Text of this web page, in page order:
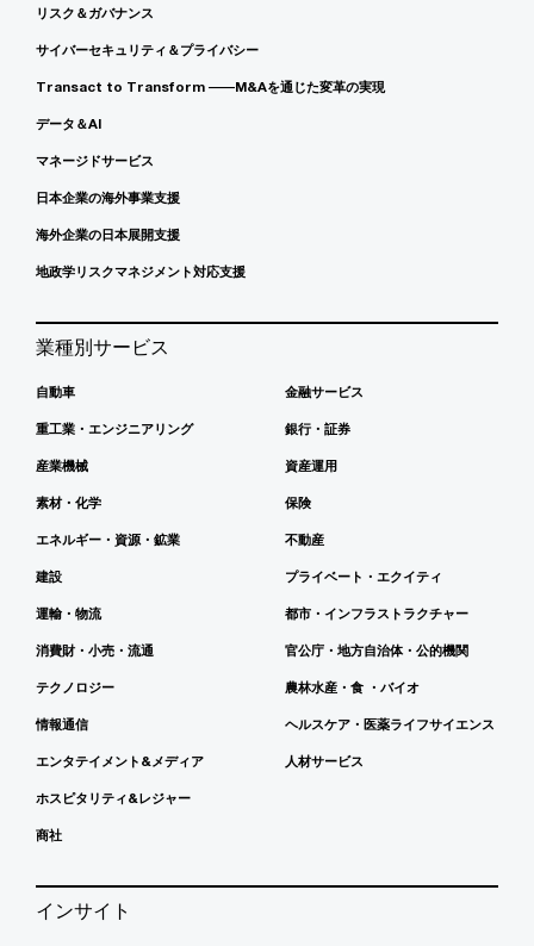
リスク＆ガバナンス
サイバーセキュリティ＆プライバシー
Transact to Transform ――M&Aを通じた変革の実現
データ＆AI
マネージドサービス
日本企業の海外事業支援
海外企業の日本展開支援
地政学リスクマネジメント対応支援
業種別サービス
自動車
重工業・エンジニアリング
産業機械
素材・化学
エネルギー・資源・鉱業
建設
運輸・物流
消費財・小売・流通
テクノロジー
情報通信
エンタテイメント&メディア
ホスピタリティ&レジャー
商社
金融サービス
銀行・証券
資産運用
保険
不動産
プライベート・エクイティ
都市・インフラストラクチャー
官公庁・地方自治体・公的機関
農林水産・食 ・バイオ
ヘルスケア・医薬ライフサイエンス
人材サービス
インサイト